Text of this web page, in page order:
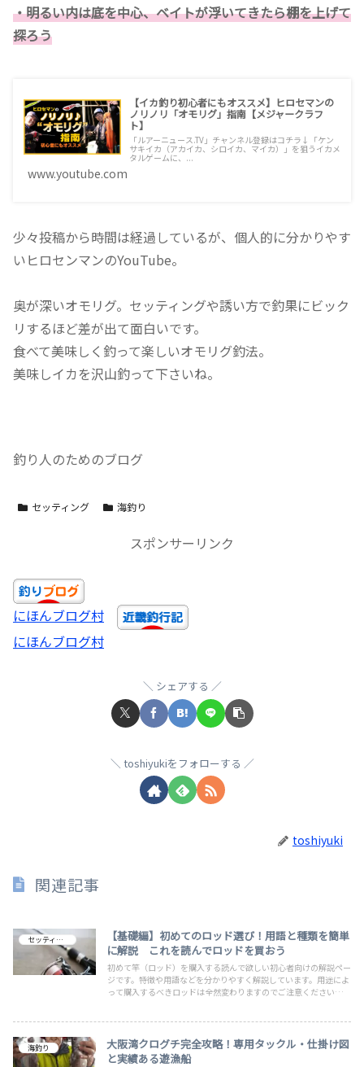
・明るい内は底を中心、ベイトが浮いてきたら棚を上げて
探ろう
【イカ釣り初心者にもオススメ】ヒロセマンの
ノリノリ「オモリグ」指南【メジャークラフ
ト】
「ルアーニュース.TV」チャンネル登録はコチラ↓「ケン
サキイカ（アカイカ、シロイカ、マイカ）」を狙うイカメ
タルゲームに、...
www.youtube.com
少々投稿から時間は経過しているが、個人的に分かりやす
いヒロセンマンのYouTube。
奥が深いオモリグ。セッティングや誘い方で釣果にビック
リするほど差が出て面白いです。
食べて美味しく釣って楽しいオモリグ釣法。
美味しイカを沢山釣って下さいね。
釣り人のためのブログ
セッティング 海釣り
スポンサーリンク
にほんブログ村
にほんブログ村
シェアする
toshiyukiをフォローする
toshiyuki
関連記事
セッティング
【基礎編】初めてのロッド選び！用語と種類を簡単
に解説 これを読んでロッドを買おう
初めて竿（ロッド）を購入する読んで欲しい初心者向けの解説ペー
ジです。特徴や用語などを分かりやすく解説しています。用途によ
って購入するべきロッドは全然変わりますのでご注意くださいね。
海釣り
大阪湾クログチ完全攻略！専用タックル・仕掛け図
と実績ある遊漁船